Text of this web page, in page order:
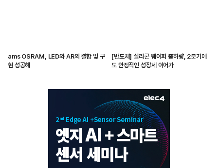
ams OSRAM, LED와 AR의 결합 및 구
현 성공해
[반도체] 실리콘 웨이퍼 출하량, 2분기에
도 안정적인 성장세 이어가